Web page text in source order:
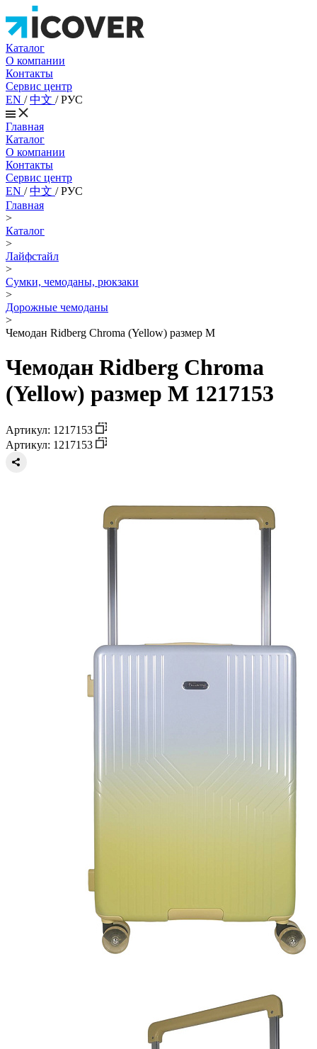
Каталог
О компании
Контакты
Сервис центр
EN /中文 /РУС
Главная
Каталог
О компании
Контакты
Сервис центр
EN /中文 /РУС
Главная
>
Каталог
>
Лайфстайл
>
Сумки, чемоданы, рюкзаки
>
Дорожные чемоданы
>
Чемодан Ridberg Chroma (Yellow) размер M
Чемодан Ridberg Chroma
(Yellow) размер M 1217153
Артикул: 1217153
Артикул: 1217153